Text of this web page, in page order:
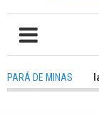
PARÁ DE MINAS
TV: Concurso da